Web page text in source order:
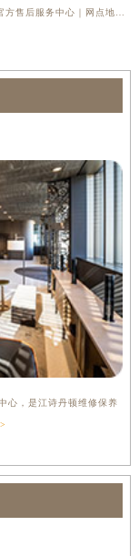
心，是江诗丹顿维修保养